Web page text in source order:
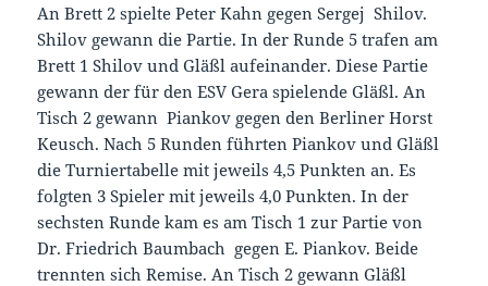
An Brett 2 spielte Peter Kahn gegen Sergej Shilov.
Shilov gewann die Partie. In der Runde 5 trafen am
Brett 1 Shilov und Gläßl aufeinander. Diese Partie
gewann der für den ESV Gera spielende Gläßl. An
Tisch 2 gewann Piankov gegen den Berliner Horst
Keusch. Nach 5 Runden führten Piankov und Gläßl
die Turniertabelle mit jeweils 4,5 Punkten an. Es
folgten 3 Spieler mit jeweils 4,0 Punkten. In der
sechsten Runde kam es am Tisch 1 zur Partie von
Dr. Friedrich Baumbach gegen E. Piankov. Beide
trennten sich Remise. An Tisch 2 gewann Gläßl